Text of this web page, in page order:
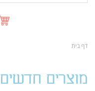
דף בית
מוצרים חדשים